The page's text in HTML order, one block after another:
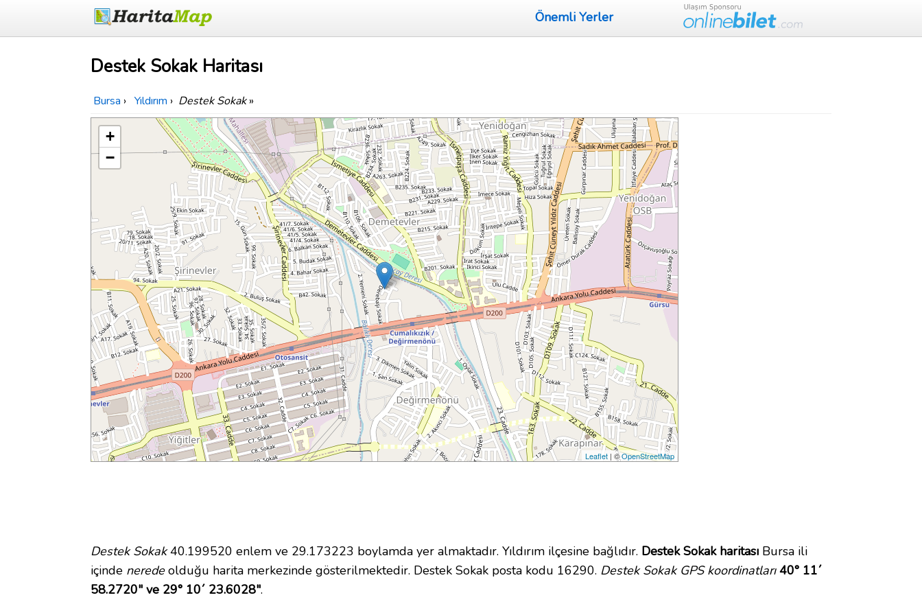
Önemli Yerler
Destek Sokak Haritası
Bursa › Yıldırım › Destek Sokak»
+
−
Leaflet | ©OpenStreetMap
Destek Sokak40.199520 enlem ve 29.173223 boylamda yer almaktadır. Yıldırım ilçesine bağlıdır. Destek Sokak haritası Bursa ili
içinde neredeolduğu harita merkezinde gösterilmektedir. Destek Sokak posta kodu 16290. Destek Sokak GPS koordinatları 40° 11´
58.2720" ve 29° 10´ 23.6028".